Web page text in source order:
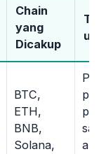
Chain
yang
Dicakup
BTC,
ETH,
BNB,
Solana,
pra-